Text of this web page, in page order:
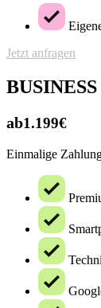
Jetzt anfragen
BUSINESS
ab1.199€
Einmalige